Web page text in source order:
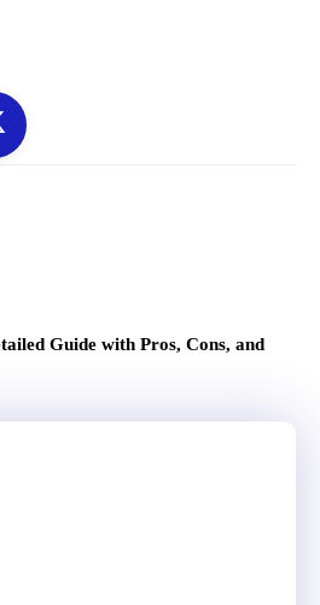
Guide with Pros, Cons, and